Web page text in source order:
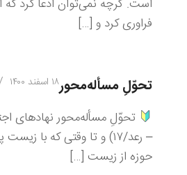
است. گرچه نمی‌توان ادعا كرد كه
فراوری كرد و […]
تحوّلِ مسأله‌محور۱۸ اسفند ۱۴۰۰
تحوّلِ مسأله‌محور نهادهای
– رعد/۱۷) و تا وقتی كه
حوزه از زیست […]